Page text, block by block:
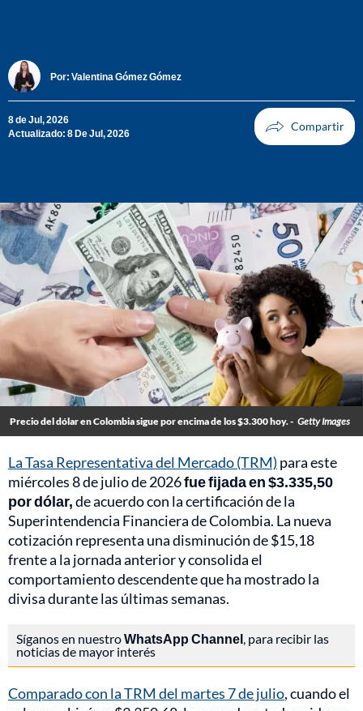
Por: Valentina Gómez Gómez
8 de Jul, 2026
Actualizado: 8 De Jul, 2026
Precio del dólar en Colombia sigue por encima de los $3.300 hoy. - Getty Images
La Tasa Representativa del Mercado (TRM) para este
miércoles 8 de julio de 2026fue fijada en $3.335,50
por dólar,de acuerdo con la certificación de la
Superintendencia Financiera de Colombia. La nueva
cotización representa una disminución de $15,18
frente a la jornada anterior y consolida el
comportamiento descendente que ha mostrado la
divisa durante las últimas semanas.
Síganos en nuestroWhatsApp Channel, para recibir las
noticias de mayor interés
Comparado con la TRM del martes 7 de julio, cuando el